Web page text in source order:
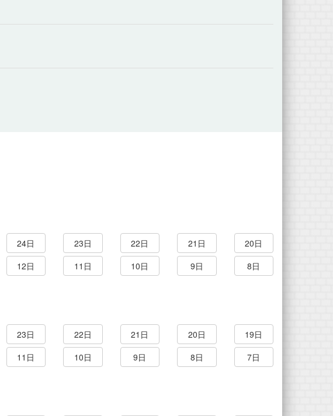
24日 23日 22日 21日
20日
12日 11日 10日 9日
8日
23日 22日 21日 20日
19日
11日 10日 9日 8日
7日